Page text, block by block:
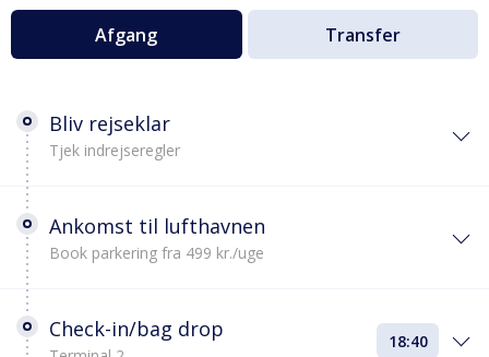
Afgang Transfer
Bliv rejseklar
Tjek indrejseregler
Ankomst til lufthavnen
Book parkering fra 499 kr./uge
Check-in/bag drop 18:40